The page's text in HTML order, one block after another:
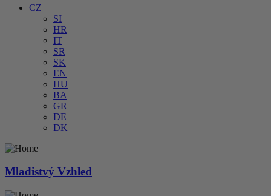
CZ
SI
HR
IT
SR
SK
EN
HU
BA
GR
DE
DK
Mladistvý Vzhled